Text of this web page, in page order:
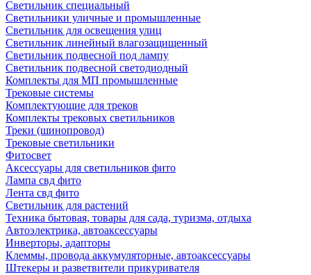
Светильник специальный
Светильники уличные и промышленные
Светильник для освещения улиц
Светильник линейный влагозащищенный
Светильник подвесной под лампу
Светильник подвесной светодиодный
Комплекты для МП промышленные
Трековые системы
Комплектующие для треков
Комплекты трековых светильников
Треки (шинопровод)
Трековые светильники
Фитосвет
Аксессуары для светильников фито
Лампа свд фито
Лента свд фито
Светильник для растений
Техника бытовая, товары для сада, туризма, отдыха
Автоэлектрика, автоаксессуары
Инверторы, адапторы
Клеммы, провода аккумуляторные, автоаксессуары
Штекеры и разветвители прикуривателя